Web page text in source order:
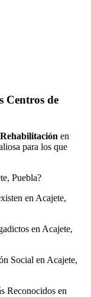
Centros de
Rehabilitación en
para los que
Puebla?
en Acajete,
en Acajete,
Social en Acajete,
Reconocidos en